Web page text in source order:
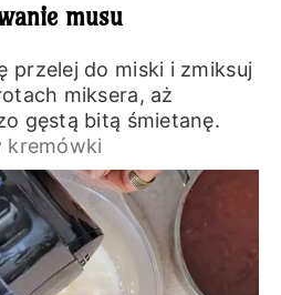
musu
przelej do miski i zmiksuj
miksera, aż
gęstą bitą śmietanę.
kremówki